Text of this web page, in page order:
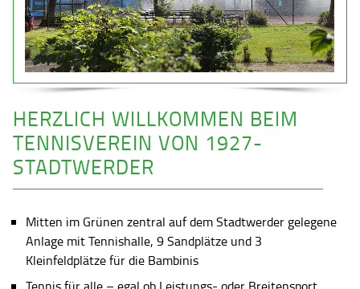
HERZLICH WILLKOMMEN BEIM
TENNISVEREIN VON 1927-
STADTWERDER
Mitten im Grünen zentral auf dem Stadtwerder gelegene
Anlage mit Tennishalle, 9 Sandplätze und 3
Kleinfeldplätze für die Bambinis
Tennis für alle – egal ob Leistungs- oder Breitensport